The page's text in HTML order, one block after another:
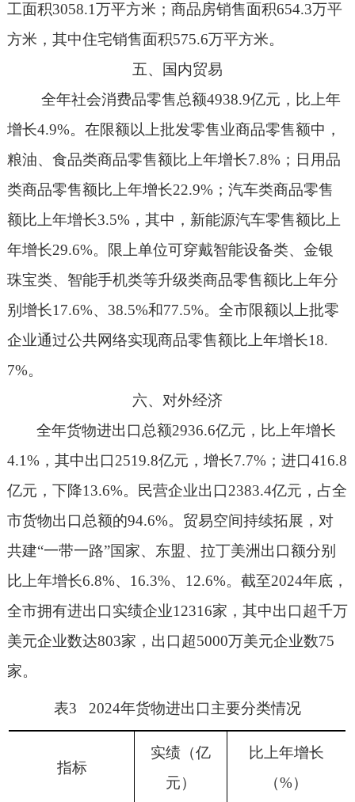
工面积3058.1万平方米；商品房销售面积654.3万平
方米，其中住宅销售面积575.6万平方米。
五、国内贸易
全年社会消费品零售总额4938.9亿元，比上年
增长4.9%。在限额以上批发零售业商品零售额中，
粮油、食品类商品零售额比上年增长7.8%；日用品
类商品零售额比上年增长22.9%；汽车类商品零售
额比上年增长3.5%，其中，新能源汽车零售额比上
年增长29.6%。限上单位可穿戴智能设备类、金银
珠宝类、智能手机类等升级类商品零售额比上年分
别增长17.6%、 38.5%和77.5%。全市限额以上批零
企业通过公共网络实现商品零售额比上年增长18.
7%。
六、对外经济
全年货物进出口总额2936.6亿元，比上年增长
4.1%，其中出口2519.8亿元， 增长7.7%；进口416.8
亿元，下降13.6%。民营企业出口2383.4亿元，占全
市货物出口总额的94.6%。 贸易空间持续拓展，对
共建“一带一路”国家、东盟、拉丁美洲出口额分别
比上年增长6.8%、 16.3%、 12.6%。截至2024年底，
全市拥有进出口实绩企业12316家，其中出口超千万
美元企业数达803家，出口超5000万美元企业数75
家。
表3 2024年货物进出口主要分类情况
指标
实绩（亿
元）
比上年增长
（%）